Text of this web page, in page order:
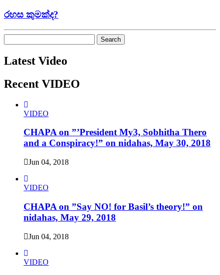
රහස කුමක්ද?
for:
Latest Video
Recent VIDEO
VIDEO
CHAPA on ”’President My3, Sobhitha Thero
and a Conspiracy!” on nidahas, May 30, 2018
Jun 04, 2018
VIDEO
CHAPA on ”Say NO! for Basil’s theory!” on
nidahas, May 29, 2018
Jun 04, 2018
VIDEO